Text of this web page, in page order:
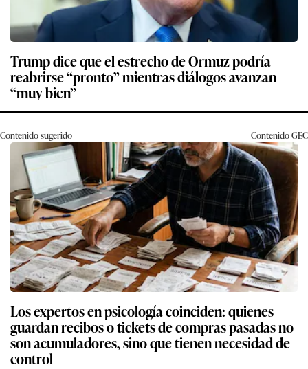
Trump dice que el estrecho de Ormuz podría
reabrirse “pronto” mientras diálogos avanzan
“muy bien”
Contenido sugerido ContenidoGEC
Los expertos en psicología coinciden: quienes
guardan recibos o tickets de compras pasadas no
son acumuladores, sino que tienen necesidad de
control